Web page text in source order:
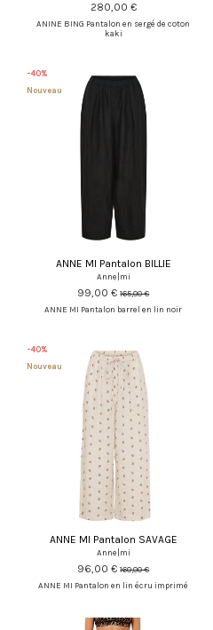
280,00 €
ANINE BING Pantalon en sergé de coton
kaki
-40%
Nouveau
ANNE MI Pantalon BILLIE
Anne|mi
99,00 €165,00 €
ANNE MI Pantalon barrel en lin noir
-40%
Nouveau
ANNE MI Pantalon SAVAGE
Anne|mi
96,00 €160,00 €
ANNE MI Pantalon en lin écru imprimé